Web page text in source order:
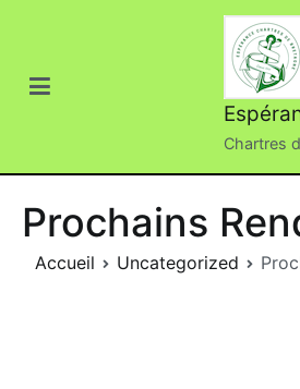
Chartres
Prochains
Accueil Uncategorized